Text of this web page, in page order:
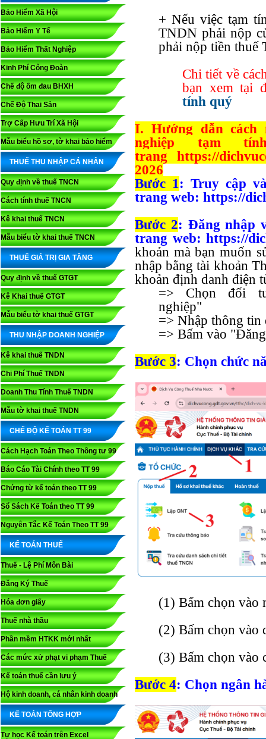
Bảo Hiểm Xã Hội
Bảo Hiểm Y Tế
Bảo Hiểm Thất Nghiệp
Kinh Phí Công Đoàn
Chế độ ốm đau BHXH
Chế Độ Thai Sản
Trợ Cấp Hưu Trí Xã Hội
Mẫu biểu hồ sơ, tờ khai bảo hiểm
THUẾ THU NHẬP CÁ NHÂN
Quy định về thuế TNCN
Cách tính thuế TNCN
Kê khai thuế TNCN
Mẫu biểu tờ khai thuế TNCN
THUẾ GIÁ TRỊ GIA TĂNG
Quy định về thuế GTGT
Kê Khai thuế GTGT
Mẫu biểu tờ khai thuế GTGT
THU NHẬP DOANH NGHIỆP
Kê khai thuế TNDN
Chi Phí Thuế TNDN
Doanh Thu Tính Thuế TNDN
Mẫu tờ khai thuế TNDN
CHẾ ĐỘ KẾ TOÁN TT 99
Cách Hạch Toán Theo Thông tư 99
Báo Cáo Tài Chính theo TT 99
Chứng từ kế toán theo TT 99
Sổ Sách Kế Toán theo TT 99
Nguyên Tắc Kế Toán Theo TT 99
KẾ TOÁN THUẾ
Thuế - Lệ Phí Môn Bài
Đăng Ký Thuế
Hóa đơn giấy
Thuế nhà thầu
Phần mềm HTKK mới nhất
Các mức xử phạt vi phạm Thuế
Kế toán thuế cần lưu ý
Hộ kinh doanh, cá nhân kinh doanh
KẾ TOÁN TỔNG HỢP
Tự học Kế toán trên Excel
+ Nếu việc tạm
TNDN phải nộp
phải nộp tiền
Chi tiết về
bạn xem tại
tính quý
I. Hướng dẫn cách
nghiệp tạm
tranghttps://
2026
Bước 1: Truy cập
trang web: https://
Bước 2: Đăng nhập
trang web: https://
khoản mà bạn muốn
nhập bằng tài khoản
khoản định danh điện
=> Chọn đối
nghiệp"
=> Nhập thông tin
=> Bấm vào
Bước 3: Chọn chức
(1) Bấm chọn vào
(2) Bấm chọn vào
(3) Bấm chọn vào
Bước 4: Chọn ngân